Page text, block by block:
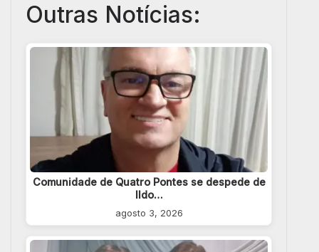
Outras Notícias:
Comunidade de Quatro Pontes se despede de
Ildo…
agosto 3, 2026